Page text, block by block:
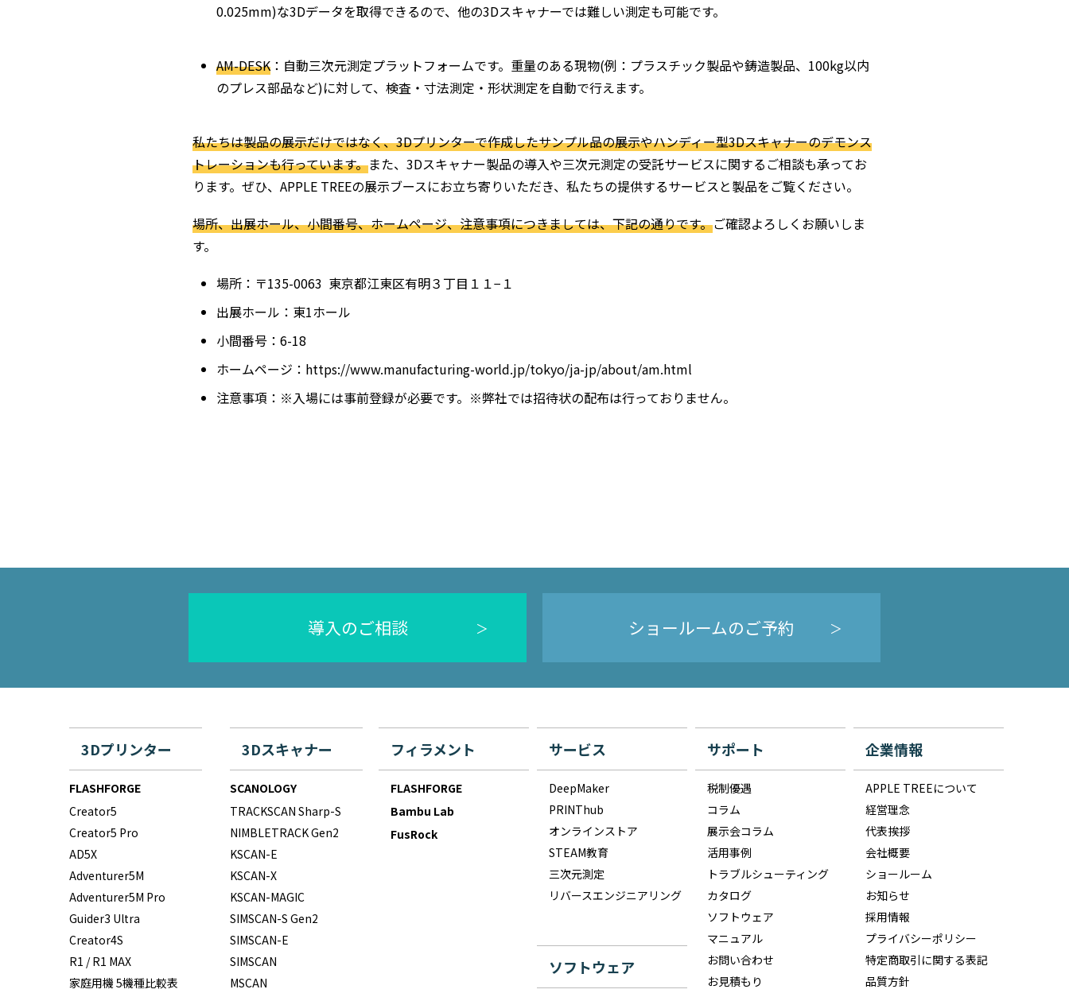
0.025mm)な3Dデータを取得できるので、他の3Dスキャナーでは難しい測定も可能です。
AM-DESK：自動三次元測定プラットフォームです。重量のある現物(例：プラスチック製品や鋳造製品、100kg以内
のプレス部品など)に対して、検査・寸法測定・形状測定を自動で行えます。
私たちは製品の展示だけではなく、3Dプリンターで作成したサンプル品の展示やハンディー型3Dスキャナーのデモンス
トレーションも行っています。また、3Dスキャナー製品の導入や三次元測定の受託サービスに関するご相談も承ってお
ります。ぜひ、APPLE TREEの展示ブースにお立ち寄りいただき、私たちの提供するサービスと製品をご覧ください。
場所、出展ホール、小間番号、ホームページ、注意事項につきましては、下記の通りです。ご確認よろしくお願いしま
す。
場所：〒135-0063 東京都江東区有明３丁目１１−１
出展ホール：東1ホール
小間番号：6-18
ホームページ： https://www.manufacturing-world.jp/tokyo/ja-jp/about/am.html
注意事項：※入場には事前登録が必要です。※弊社では招待状の配布は行っておりません。
導入のご相談 ショールームのご予約
3Dプリンター
FLASHFORGE
Creator5
Creator5 Pro
AD5X
Adventurer5M
Adventurer5M Pro
Guider3 Ultra
Creator4S
R1 / R1 MAX
家庭用機 5機種比較表
3Dスキャナー
SCANOLOGY
TRACKSCAN Sharp-S
NIMBLETRACK Gen2
KSCAN-E
KSCAN-X
KSCAN-MAGIC
SIMSCAN-S Gen2
SIMSCAN-E
SIMSCAN
MSCAN
フィラメント
FLASHFORGE
Bambu Lab
FusRock
サービス
DeepMaker
PRINThub
オンラインストア
STEAM教育
三次元測定
リバースエンジニアリング
ソフトウェア
サポート
税制優遇
コラム
展示会コラム
活用事例
トラブルシューティング
カタログ
ソフトウェア
マニュアル
お問い合わせ
お見積もり
企業情報
APPLE TREEについて
経営理念
代表挨拶
会社概要
ショールーム
お知らせ
採用情報
プライバシーポリシー
特定商取引に関する表記
品質方針